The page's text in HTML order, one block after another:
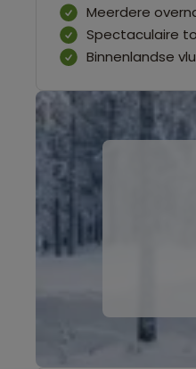
Meerdere
Spectaculaire
Binnenlandse